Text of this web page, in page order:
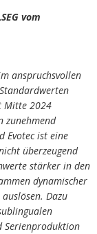
vom
anspruchsvollen
Mitte 2024
zunehmend
Evotec ist eine
überzeugend
stärker in den
dynamischer
Dazu
Serienproduktion